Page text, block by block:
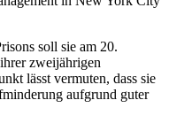
soll sie am 20.
zweijährigen
lässt vermuten, dass sie
aufgrund guter